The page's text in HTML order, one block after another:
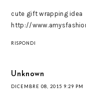
cute gift wrapping idea
http://
RISPONDI
Unknown
DICEMBRE 08, 2015 9:29 PM